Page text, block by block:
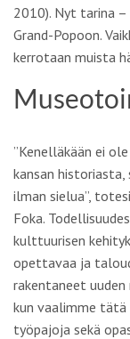
2010). Nyt tarina –
Grand-Popoon.
kerrotaan muista
”Kenelläkään ei
kansan
ilman sielua”,
Foka.
kulttuurisen
opettavaa ja
rakentaneet
kun vaalimme
työpajoja sekä